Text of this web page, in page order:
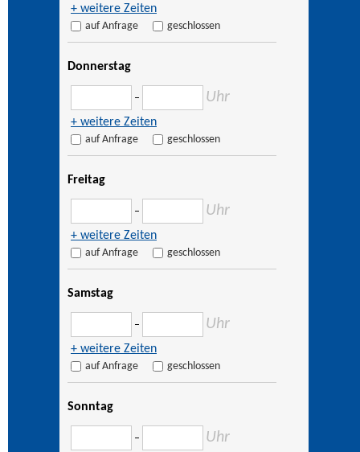
+ weitere Zeiten
auf Anfrage geschlossen
Donnerstag
– Uhr
+ weitere Zeiten
auf Anfrage geschlossen
Freitag
– Uhr
+ weitere Zeiten
auf Anfrage geschlossen
Samstag
– Uhr
+ weitere Zeiten
auf Anfrage geschlossen
Sonntag
– Uhr